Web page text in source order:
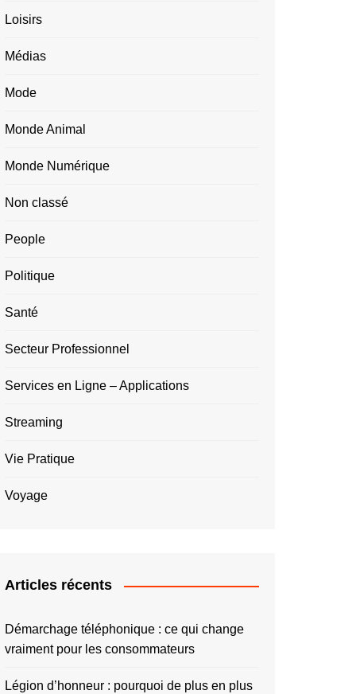
Loisirs
Médias
Mode
Monde Animal
Monde Numérique
Non classé
People
Politique
Santé
Secteur Professionnel
Services en Ligne – Applications
Streaming
Vie Pratique
Voyage
Articles récents
Démarchage téléphonique : ce qui change
vraiment pour les consommateurs
Légion d’honneur : pourquoi de plus en plus